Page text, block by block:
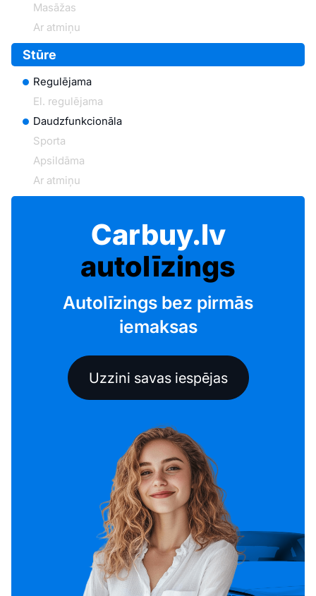
Masāžas
Ar atmiņu
Stūre
Regulējama
El. regulējama
Daudzfunkcionāla
Sporta
Apsildāma
Ar atmiņu
Carbuy.lv
autolīzings
Autolīzings bez pirmās
iemaksas
Uzzini savas iespējas